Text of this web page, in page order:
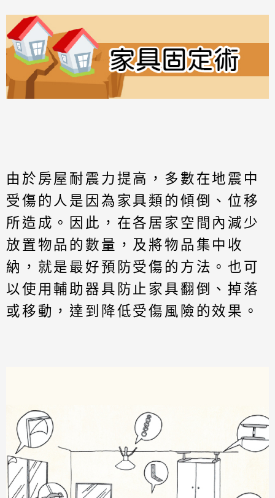
由於房屋耐震力提高，多數在地震中
受傷的人是因為家具類的傾倒、位移
所造成。 因此，在各居家空間內減少
放置物品的數量，及將物品集中收
納，就是最好預防受傷的方法。也可
以使用輔助器具防止家具翻倒、掉落
或移動，達到降低受傷風險的效果。